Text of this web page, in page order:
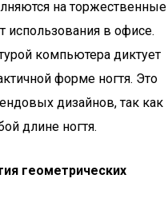
на торжественные
использования в офисе.
компьютера диктует
форме ногтя. Это
дизайнов, так как
длине ногтя.
геометрических